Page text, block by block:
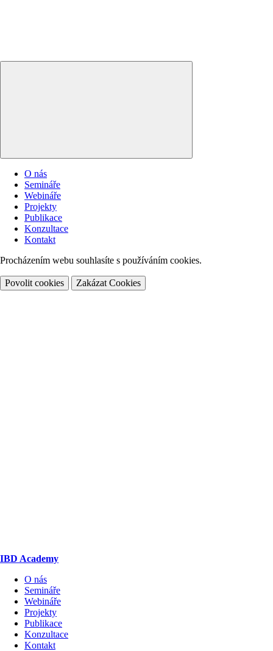
O nás
Semináře
Webináře
Projekty
Publikace
Konzultace
Kontakt
Procházením webu souhlasíte s používáním cookies.
Povolit cookies Zakázat Cookies
IBD Academy
O nás
Semináře
Webináře
Projekty
Publikace
Konzultace
Kontakt